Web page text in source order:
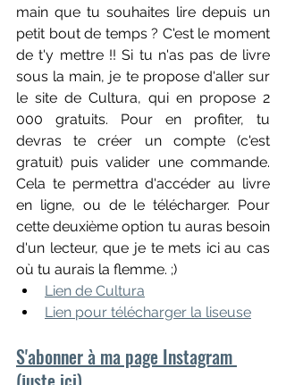
main que tu souhaites lire depuis un
petit bout de temps ? C'est le moment
de t'y mettre !! Si tu n'as pas de livre
sous la main, je te propose d'aller sur
le site de Cultura, qui en propose 2
000 gratuits. Pour en profiter, tu
devras te créer un compte (c'est
gratuit) puis valider une commande.
Cela te permettra d'accéder au livre
en ligne, ou de le télécharger. Pour
cette deuxième option tu auras besoin
d'un lecteur, que je te mets ici au cas
où tu aurais la flemme. ;)
Lien de Cultura
Lien pour télécharger la liseuse
S'abonner à ma page Instagram